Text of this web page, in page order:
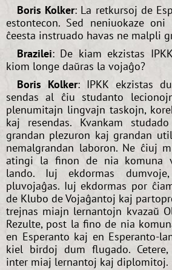
Boris Kolker: La retkursoj de
estontecon. Sed neniuokaze
ĉeesta instruado havas ne malpli
Brazilei: De kiam ekzistas
kiom longe daŭras la vojaĝo?
Boris Kolker: IPKK ekzistas
sendas al ĉiu studanto
plenumitajn lingvajn taskojn,
kaj resendas. Kvankam
grandan plezuron kaj grandan
nemalgrandan laboron. Ne ĉiuj
atingi la finon de nia komuna
lando. Iuj ekdormas
pluvojaĝas. Iuj ekdormas por
de Klubo de Vojaĝantoj kaj
trejnas miajn lernantojn kvazaŭ
Rezulte, post la fino de nia
en Esperanto kaj en Esperanto-
kiel birdoj dum flugado.
inter miaj lernantoj kaj diplomitoj.